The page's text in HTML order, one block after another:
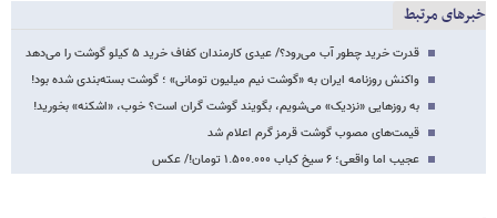
خبرهای مرتبط
قدرت خرید چطور آب می‌رود؟/ عیدی کارمندان کفاف خرید ۵ کیلو گوشت را می‌دهد
واکنش روزنامه ایران به «گوشت نیم میلیون تومانی» ؛ گوشت بسته‌بندی شده بود!
‏به روزهایی «نزدیک» می‌شویم، بگویند گوشت گران است؟ خوب، ⁧«اشکنه»⁩ بخورید!
قیمت‌های مصوب گوشت قرمز گرم اعلام شد
عجیب اما واقعی؛ ۶ سیخ کباب ۱.۵۰۰.۰۰۰ تومان!/ عکس